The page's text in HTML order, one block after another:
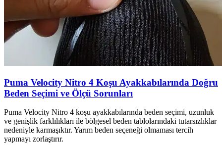
Puma Velocity Nitro 4 Koşu Ayakkabılarında Doğru
Beden Seçimi ve Ölçü Sorunları
Puma Velocity Nitro 4 koşu ayakkabılarında beden seçimi, uzunluk
ve genişlik farklılıkları ile bölgesel beden tablolarındaki tutarsızlıklar
nedeniyle karmaşıktır. Yarım beden seçeneği olmaması tercih
yapmayı zorlaştırır.